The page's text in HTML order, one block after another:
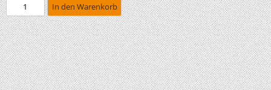
In den Warenkorb